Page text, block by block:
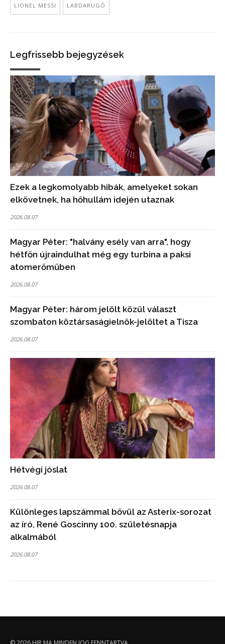
LIONEL MESSI LABDARUGÓ
Legfrissebb bejegyzések
Ezek a legkomolyabb hibák, amelyeket sokan
elkövetnek, ha hőhullám idején utaznak
2026.08.07
Magyar Péter: "halvány esély van arra", hogy
hétfőn újraindulhat még egy turbina a paksi
atomerőműben
2026.08.07
Magyar Péter: három jelölt közül választ
szombaton köztársaságielnök-jelöltet a Tisza
2026.08.07
Hétvégi jóslat
2026.08.07
Különleges lapszámmal bővül az Asterix-sorozat
az író, René Goscinny 100. születésnapja
alkalmából
2026.08.07